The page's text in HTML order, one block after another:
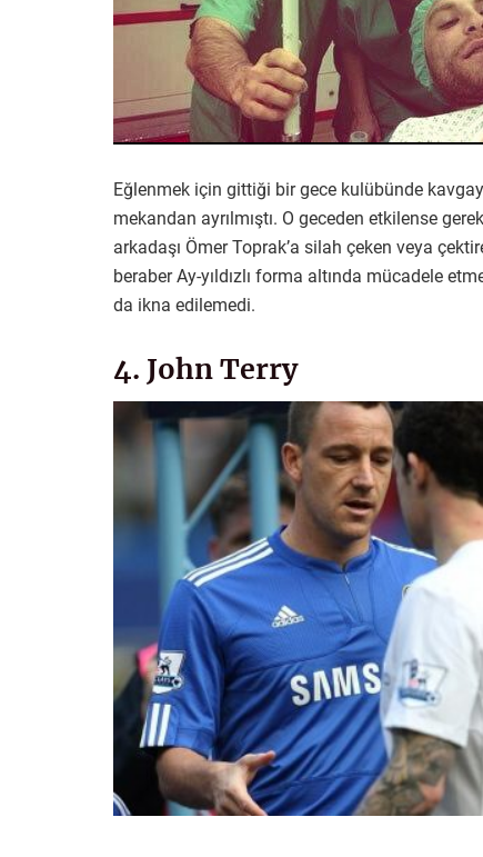
Eğlenmek için gittiği bir gece kulübünde
mekandan ayrılmıştı. O geceden etkilense
arkadaşı Ömer Toprak’a silah çeken veya
beraber Ay-yıldızlı forma altında mücadele
da ikna edilemedi.
4. John Terry